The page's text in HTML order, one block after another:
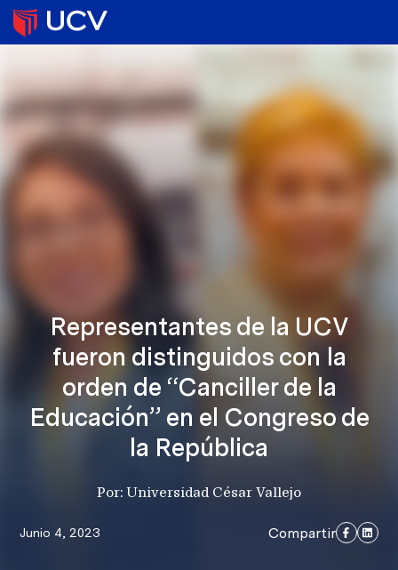
Representantes de la UCV
fueron distinguidos con la
orden de “Canciller de la
Educación” en el Congreso de
la República
Por: Universidad César Vallejo
Junio 4, 2023 Compartir